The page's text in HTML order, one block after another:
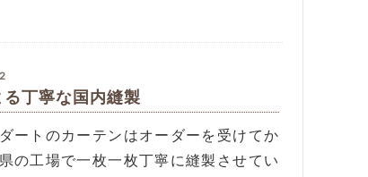
丁寧な国内縫製
ートのカーテンはオーダーを受けてか
の工場で一枚一枚丁寧に縫製させてい